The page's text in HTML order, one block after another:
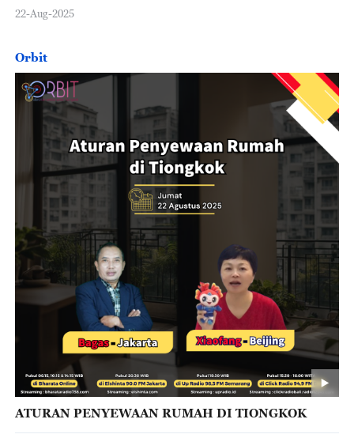
22-Aug-2025
Orbit
ATURAN PENYEWAAN RUMAH DI TIONGKOK